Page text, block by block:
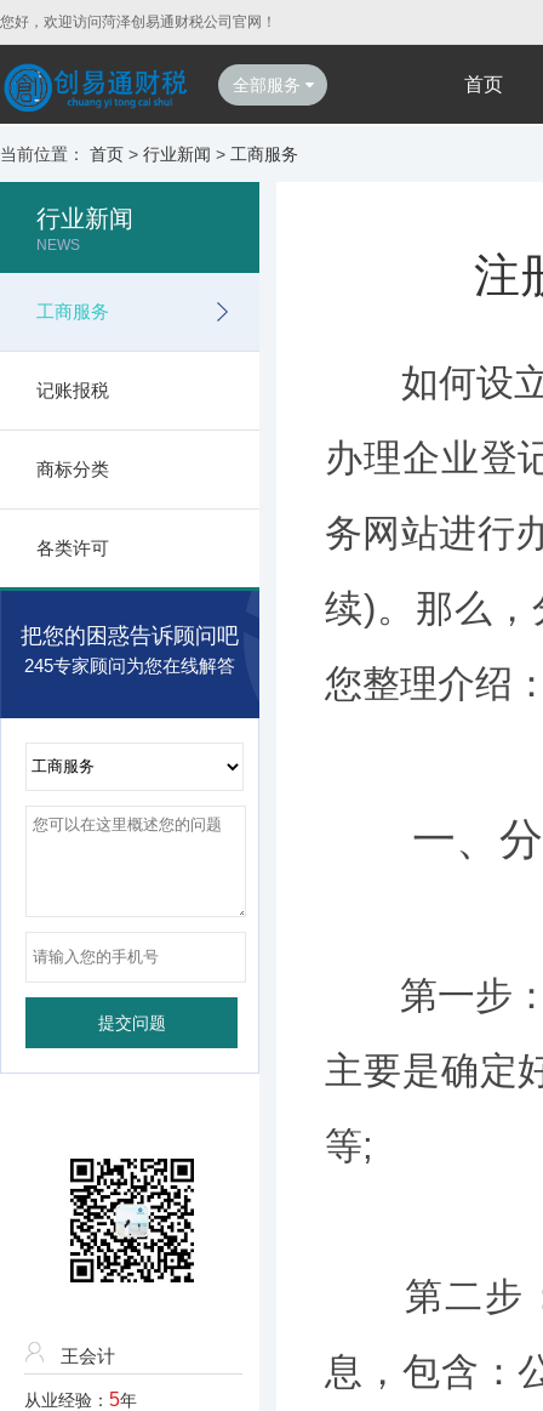
您好，欢迎访问菏泽创易通财税公司官网！
全部服务 首页
当前位置： 首页 > 行业新闻 > 工商服务
行业新闻
NEWS
工商服务
记账报税
商标分类
各类许可
把您的困惑告诉顾问吧
245专家顾问为您在线解答
王会计
从业经验： 5年
注
如何设立
办理企业登
务网站进行
续)。那么
您整理介绍
一、分
第一步：
主要是确定
等;
第二步：
息，包含：